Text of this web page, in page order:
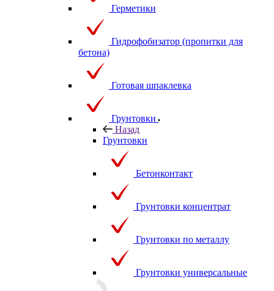
Герметики
Гидрофобизатор (пропитки для
бетона)
Готовая шпаклевка
Грунтовки
Назад
Грунтовки
Бетонконтакт
Грунтовки концентрат
Грунтовки по металлу
Грунтовки универсальные